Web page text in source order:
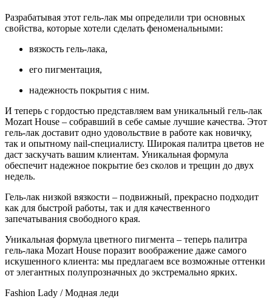
Разрабатывая этот гель-лак мы определили три основных
свойства, которые хотели сделать феноменальными:
вязкость гель-лака,
его пигментация,
надежность покрытия с ним.
И теперь с гордостью представляем вам уникальный гель-лак
Mozart House – собравший в себе самые лучшие качества. Этот
гель-лак доставит одно удовольствие в работе как новичку,
так и опытному nail-специалисту. Широкая палитра цветов не
даст заскучать вашим клиентам. Уникальная формула
обеспечит надежное покрытие без сколов и трещин до двух
недель.
Гель-лак низкой вязкости – подвижный, прекрасно подходит
как для быстрой работы, так и для качественного
запечатывания свободного края.
Уникальная формула цветного пигмента – теперь палитра
гель-лака Mozart House поразит воображение даже самого
искушенного клиента: мы предлагаем все возможные оттенки
от элегантных полупрозначных до экстремально ярких.
Fashion Lady / Модная леди